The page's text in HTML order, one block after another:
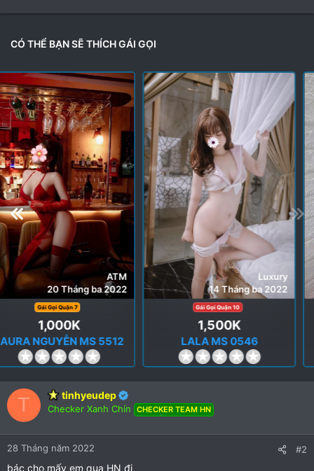
CÓ THỂ BẠN SẼ THÍCH GÁI GỌI
Luxury
14 Tháng ba 2022
Gái Gọi Quận 10
1,500K
LALA MS 0546
.
0
0
s
Luxury
13 Tháng ba 2022
Gái Gọi Quận 1
1,600K
LISA MS 5670
.
0
a
r
T tinhyeudep
Checker Xanh Chín CHECKER TEAM HN
28 Tháng năm 2022 #2
bác cho mấy em qua HN đi